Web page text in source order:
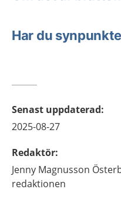
Har du
Senast uppdaterad:
2025-08-27
Redaktör:
Jenny Magnusson
redaktionen